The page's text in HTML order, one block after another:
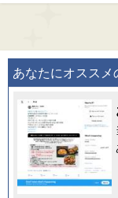
あなたにオススメ